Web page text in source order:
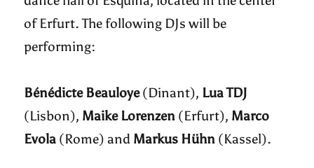
of Erfurt. The following DJs will be
performing:
Bénédicte Beauloye(Dinant), Lua TDJ
(Lisbon), Maike Lorenzen (Erfurt), Marco
Evola (Rome) and Markus Hühn (Kassel).